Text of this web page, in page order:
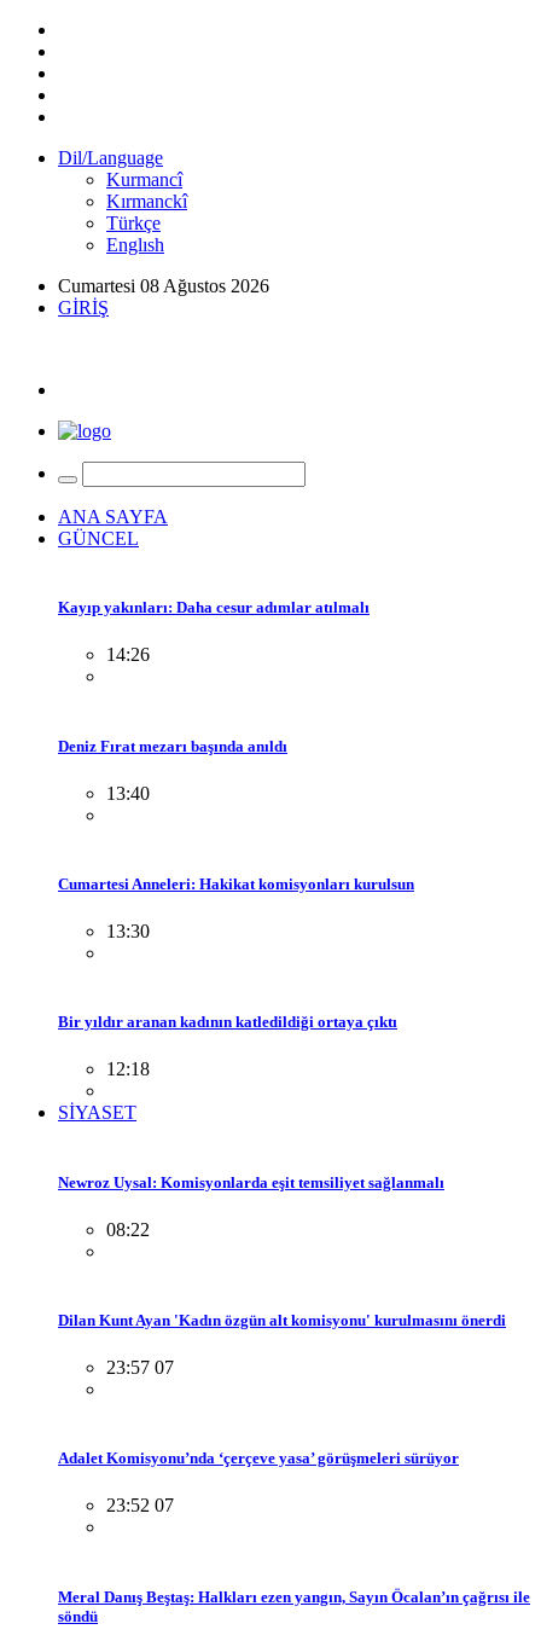
Dil/Language
Kurmancî
Kırmanckî
Türkçe
Englısh
Cumartesi 08 Ağustos 2026
GİRİŞ
ANA SAYFA
GÜNCEL
Kayıp yakınları: Daha cesur adımlar atılmalı
14:26
Deniz Fırat mezarı başında anıldı
13:40
Cumartesi Anneleri: Hakikat komisyonları kurulsun
13:30
Bir yıldır aranan kadının katledildiği ortaya çıktı
12:18
SİYASET
Newroz Uysal: Komisyonlarda eşit temsiliyet sağlanmalı
08:22
Dilan Kunt Ayan 'Kadın özgün alt komisyonu' kurulmasını önerdi
23:57 07
Adalet Komisyonu’nda ‘çerçeve yasa’ görüşmeleri sürüyor
23:52 07
Meral Danış Beştaş: Halkları ezen yangın, Sayın Öcalan’ın çağrısı ile
söndü